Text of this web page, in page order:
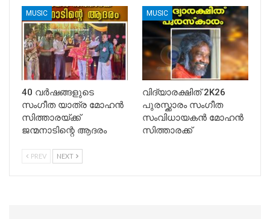
MUSIC
40 വർഷങ്ങളുടെ
സംഗീത യാത്ര മോഹൻ
സിത്താരയ്ക്ക്
ജന്മനാടിന്റെ ആദരം
MUSIC
വിദ്യാരക്ഷിത് 2K26
പുരസ്ക്കാരം സംഗീത
സംവിധായകൻ മോഹൻ
സിത്താരക്ക്
PREV NEXT